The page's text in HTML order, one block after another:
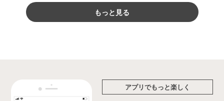
もっと見る
アプリでもっと楽しく